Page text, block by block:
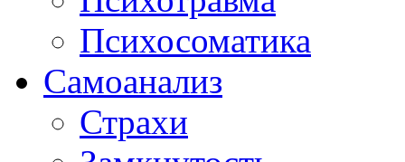
Психосоматика
Самоанализ
Страхи